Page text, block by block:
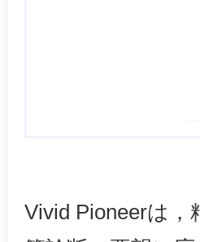
Vivid Pioneerは